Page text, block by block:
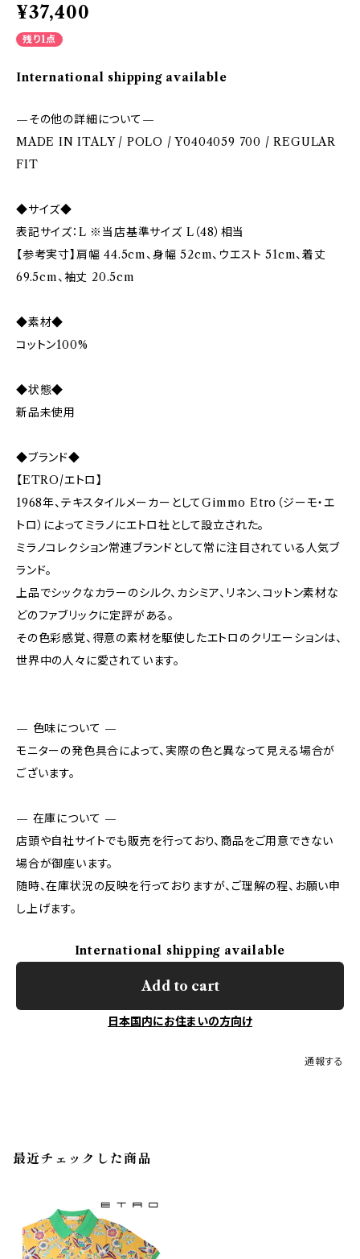
¥37,400
残り1点
International shipping available
—その他の詳細について—
MADE IN ITALY / POLO / Y0404059 700 / REGULAR
FIT
◆サイズ◆
表記サイズ：L ※当店基準サイズ L（48）相当
【参考実寸】肩幅 44.5cm、身幅 52cm、ウエスト 51cm、着丈
69.5cm、袖丈 20.5cm
◆素材◆
コットン100%
◆状態◆
新品未使用
◆ブランド◆
【ETRO/エトロ】
1968年、テキスタイルメーカーとしてGimmo Etro（ジーモ・エ
トロ）によってミラノにエトロ社として設立された。
ミラノコレクション常連ブランドとして常に注目されている人気ブ
ランド。
上品でシックなカラーのシルク、カシミア、リネン、コットン素材な
どのファブリックに定評がある。
その色彩感覚、得意の素材を駆使したエトロのクリエーションは、
世界中の人々に愛されています。
— 色味について —
モニターの発色具合によって、実際の色と異なって見える場合が
ございます。
— 在庫について —
店頭や自社サイトでも販売を行っており、商品をご用意できない
場合が御座います。
随時、在庫状況の反映を行っておりますが、ご理解の程、お願い申
し上げます。
International shipping available
Add to cart
日本国内にお住まいの方向け
通報する
最近チェックした商品